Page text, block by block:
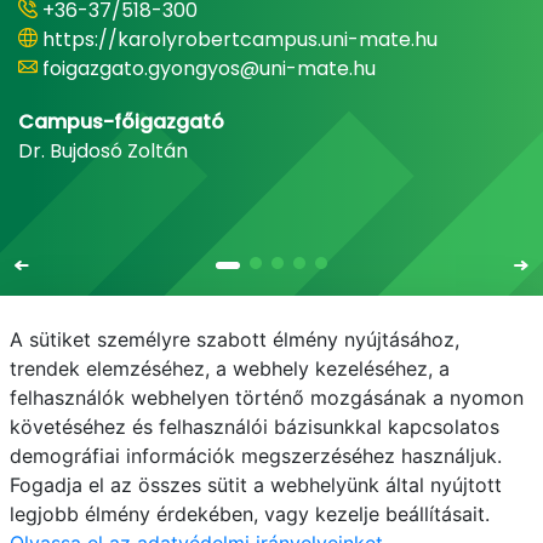
+36-37/518-300
https://karolyrobertcampus.uni-mate.hu
foigazgato.gyongyos@uni-mate.hu
Campus-főigazgató
Dr. Bujdosó Zoltán
E-mail Telefonkönyv NEPTUN
E-learning
Adatvédelem
A sütiket személyre szabott élmény nyújtásához,
trendek elemzéséhez, a webhely kezeléséhez, a
felhasználók webhelyen történő mozgásának a nyomon
követéséhez és felhasználói bázisunkkal kapcsolatos
demográfiai információk megszerzéséhez használjuk.
Fogadja el az összes sütit a webhelyünk által nyújtott
legjobb élmény érdekében, vagy kezelje beállításait.